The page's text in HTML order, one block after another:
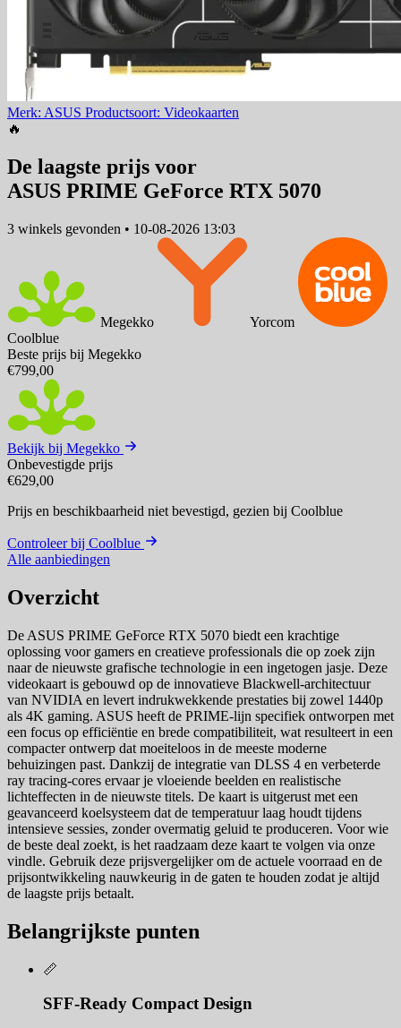
Merk: ASUS Productsoort: Videokaarten
🔥
De laagste prijs voor
ASUS PRIME GeForce RTX 5070
3 winkels gevonden • 10-08-2026 13:03
Megekko
Yorcom
Coolblue
Beste prijs bij Megekko
€799,00
Bekijk bij Megekko
Onbevestigde prijs
€629,00
Prijs en beschikbaarheid niet bevestigd, gezien bij Coolblue
Controleer bij Coolblue
Alle aanbiedingen
Overzicht
De ASUS PRIME GeForce RTX 5070 biedt een krachtige
oplossing voor gamers en creatieve professionals die op zoek zijn
naar de nieuwste grafische technologie in een ingetogen jasje. Deze
videokaart is gebouwd op de innovatieve Blackwell-architectuur
van NVIDIA en levert indrukwekkende prestaties bij zowel 1440p
als 4K gaming. ASUS heeft de PRIME-lijn specifiek ontworpen met
een focus op efficiëntie en brede compatibiliteit, wat resulteert in een
compacter ontwerp dat moeiteloos in de meeste moderne
behuizingen past. Dankzij de integratie van DLSS 4 en verbeterde
ray tracing-cores ervaar je vloeiende beelden en realistische
lichteffecten in de nieuwste titels. De kaart is uitgerust met een
geavanceerd koelsysteem dat de temperatuur laag houdt tijdens
intensieve sessies, zonder overmatig geluid te produceren. Voor wie
de beste deal zoekt, is het raadzaam deze kaart te volgen via onze
vindle. Gebruik deze prijsvergelijker om de actuele voorraad en de
prijsontwikkeling nauwkeurig in de gaten te houden zodat je altijd
de laagste prijs betaalt.
Belangrijkste punten
📏
SFF-Ready Compact Design